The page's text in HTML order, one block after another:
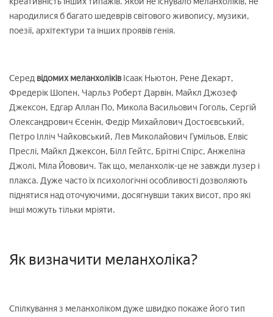
народилися б багато шедеврів світового живопису, музики,
поезії, архітектури та інших проявів генія.
Серед відомих меланхоліківІсаак Ньютон, Рене Декарт,
Фредерік Шопен, Чарльз Роберт Дарвін, Майкл Джозеф
Джексон, Едгар Аллан По, Микола Васильович Гоголь, Сергій
Олександрович Єсенін, Федір Михайлович Достоєвський,
Петро Ілліч Чайковський, Лев Миколайович Гумільов, Елвіс
Преслі, Майкл Джексон, Білл Гейтс, Брітні Спірс, Анжеліна
Джолі, Міла Йовович. Так що, меланхолік-це не завжди лузер і
плакса. Дуже часто їх психологічні особливості дозволяють
піднятися над оточуючими, досягнувши таких висот, про які
інші можуть тільки мріяти.
Як визначити меланхоліка?
Спілкування з меланхоліком дуже швидко покаже його тип